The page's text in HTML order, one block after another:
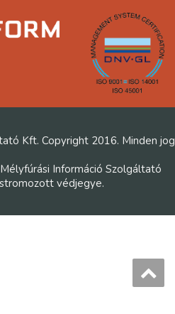
Kft. Copyright 2016. Minden jog
Információ Szolgáltató
védjegye.